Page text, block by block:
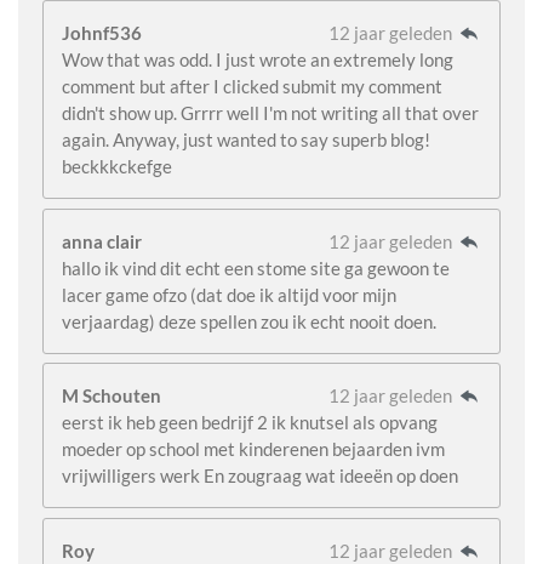
Johnf536
12 jaar geleden
Wow that was odd. I just wrote an extremely long
comment but after I clicked submit my comment
didn't show up. Grrrr well I'm not writing all that over
again. Anyway, just wanted to say superb blog!
beckkkckefge
anna clair
12 jaar geleden
hallo ik vind dit echt een stome site ga gewoon te
lacer game ofzo (dat doe ik altijd voor mijn
verjaardag) deze spellen zou ik echt nooit doen.
M Schouten
12 jaar geleden
eerst ik heb geen bedrijf 2 ik knutsel als opvang
moeder op school met kinderenen bejaarden ivm
vrijwilligers werk En zougraag wat ideeën op doen
Roy
12 jaar geleden